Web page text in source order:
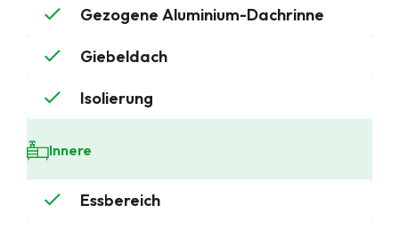
Gezogene Aluminium-Dachrinne
Giebeldach
Isolierung
Innere
Essbereich